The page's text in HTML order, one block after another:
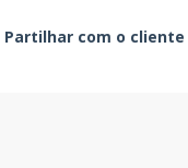
Partilhar com o cliente